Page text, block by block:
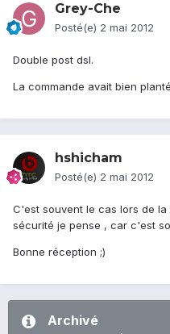
Grey-Che
Posté(e) 2 mai 2012
Double post dsl.
La commande avait bien
hshicham
Posté(e) 2 mai 2012
C'est souvent le cas lors de
sécurité je pense , car c'est
Bonne réception ;)
Archivé